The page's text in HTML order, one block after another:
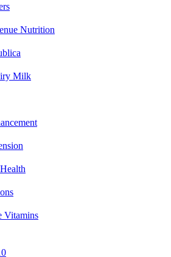
Nutrition
Milk
Vitamins